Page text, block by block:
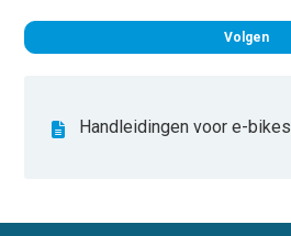
Volgen
Handleidingen voor e-bikes